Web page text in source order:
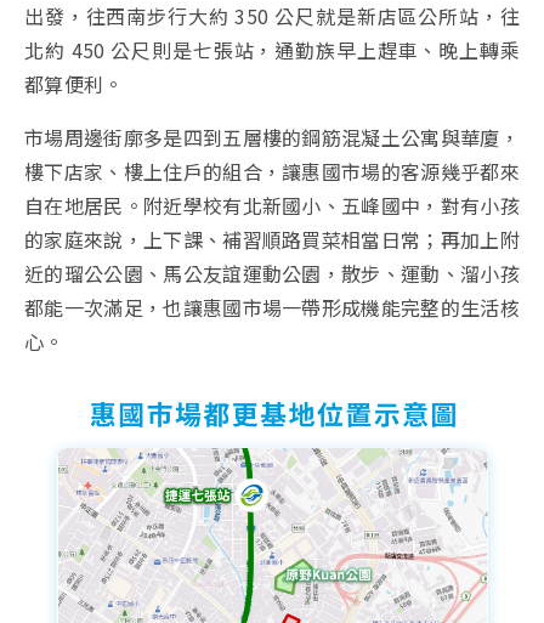
出發，往西南步行大約 350 公尺就是新店區公所站，往
北約 450 公尺則是七張站，通勤族早上趕車、晚上轉乘
都算便利。
市場周邊街廓多是四到五層樓的鋼筋混凝土公寓與華廈，
樓下店家、樓上住戶的組合，讓惠國市場的客源幾乎都來
自在地居民。附近學校有北新國小、五峰國中，對有小孩
的家庭來說，上下課、補習順路買菜相當日常；再加上附
近的瑠公公園、馬公友誼運動公園，散步、運動、溜小孩
都能一次滿足，也讓惠國市場一帶形成機能完整的生活核
心。